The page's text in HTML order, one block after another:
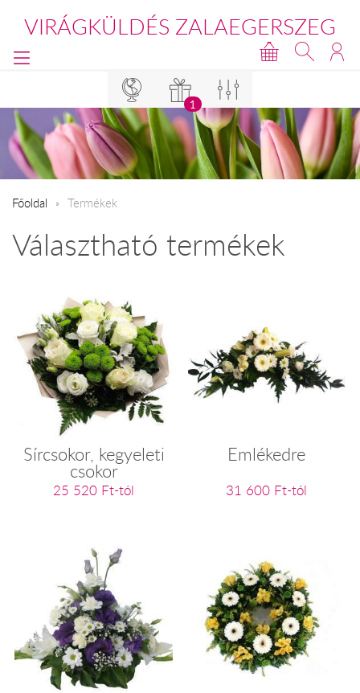
VIRÁGKÜLDÉS ZALAEGERSZEG
1
Főoldal Termékek
Választható termékek
Sírcsokor, kegyeleti
csokor
25 520 Ft-tól
Emlékedre
31 600 Ft-tól